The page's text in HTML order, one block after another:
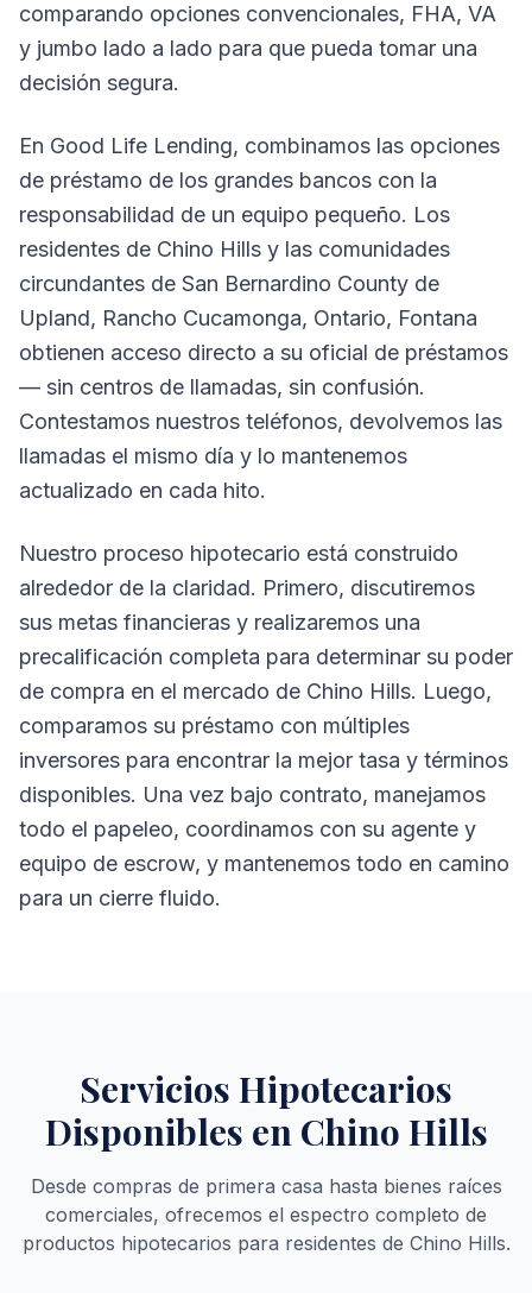
comparando opciones convencionales, FHA, VA
y jumbo lado a lado para que pueda tomar una
decisión segura.
En Good Life Lending, combinamos las opciones
de préstamo de los grandes bancos con la
responsabilidad de un equipo pequeño. Los
residentes de Chino Hills y las comunidades
circundantes de San Bernardino County de
Upland, Rancho Cucamonga, Ontario, Fontana
obtienen acceso directo a su oficial de préstamos
— sin centros de llamadas, sin confusión.
Contestamos nuestros teléfonos, devolvemos las
llamadas el mismo día y lo mantenemos
actualizado en cada hito.
Nuestro proceso hipotecario está construido
alrededor de la claridad. Primero, discutiremos
sus metas financieras y realizaremos una
precalificación completa para determinar su poder
de compra en el mercado de Chino Hills. Luego,
comparamos su préstamo con múltiples
inversores para encontrar la mejor tasa y términos
disponibles. Una vez bajo contrato, manejamos
todo el papeleo, coordinamos con su agente y
equipo de escrow, y mantenemos todo en camino
para un cierre fluido.
Servicios Hipotecarios
Disponibles en Chino Hills
Desde compras de primera casa hasta bienes raíces
comerciales, ofrecemos el espectro completo de
productos hipotecarios para residentes de Chino Hills.